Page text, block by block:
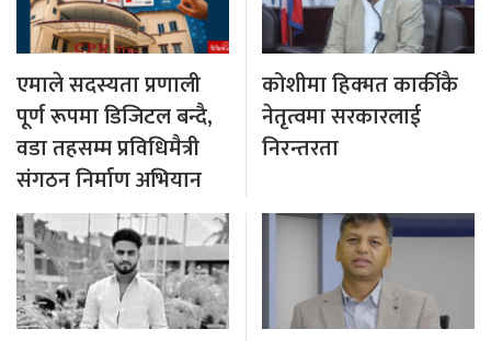
एमाले सदस्यता प्रणाली
पूर्ण रूपमा डिजिटल बन्दै,
वडा तहसम्म प्रविधिमैत्री
संगठन निर्माण अभियान
कोशीमा हिक्मत कार्कीकै
नेतृत्वमा सरकारलाई
निरन्तरता